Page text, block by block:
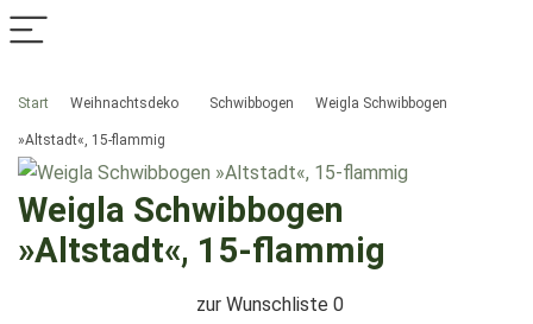
Start Weihnachtsdeko Schwibbogen Weigla Schwibbogen
»Altstadt«, 15-flammig
Weigla Schwibbogen
»Altstadt«, 15-flammig
zur Wunschliste 0